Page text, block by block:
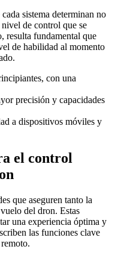
sistema determinan no
de control que se
resulta fundamental que
de habilidad al momento
con una
precisión y capacidades
a dispositivos móviles y
el control
que aseguren tanto la
del dron. Estas
una experiencia óptima y
las funciones clave